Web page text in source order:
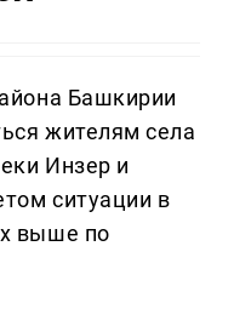
Башкирии
жителям села
Инзер и
ситуации в
выше по